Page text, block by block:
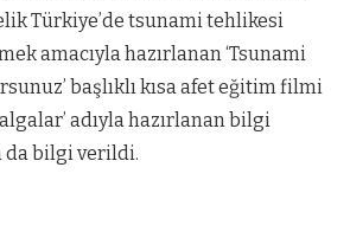
Türkiye’de tsunami tehlikesi
amacıyla hazırlanan ‘Tsunami
başlıklı kısa afet eğitim filmi
adıyla hazırlanan bilgi
da bilgi verildi.